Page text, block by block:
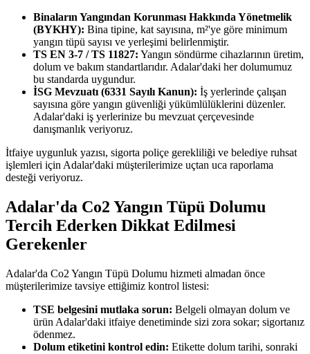
Binaların Yangından Korunması Hakkında Yönetmelik
(BYKHY): Bina tipine, kat sayısına, m²'ye göre minimum
yangın tüpü sayısı ve yerleşimi belirlenmiştir.
TS EN 3-7 / TS 11827: Yangın söndürme cihazlarının üretim,
dolum ve bakım standartlarıdır. Adalar'daki her dolumumuz
bu standarda uygundur.
İSG Mevzuatı (6331 Sayılı Kanun): İş yerlerinde çalışan
sayısına göre yangın güvenliği yükümlülüklerini düzenler.
Adalar'daki iş yerlerinize bu mevzuat çerçevesinde
danışmanlık veriyoruz.
İtfaiye uygunluk yazısı, sigorta poliçe gerekliliği ve belediye ruhsat
işlemleri için Adalar'daki müşterilerimize uçtan uca raporlama
desteği veriyoruz.
Adalar'da Co2 Yangın Tüpü Dolumu
Tercih Ederken Dikkat Edilmesi
Gerekenler
Adalar'da Co2 Yangın Tüpü Dolumu hizmeti almadan önce
müşterilerimize tavsiye ettiğimiz kontrol listesi:
TSE belgesini mutlaka sorun: Belgeli olmayan dolum ve
ürün Adalar'daki itfaiye denetiminde sizi zora sokar; sigortanız
ödenmez.
Dolum etiketini kontrol edin: Etikette dolum tarihi, sonraki